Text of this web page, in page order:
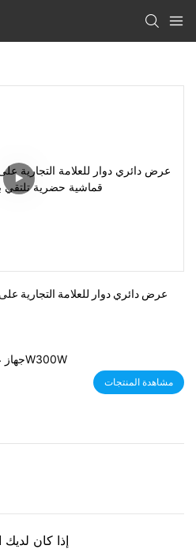
عرض دائري دوار للعلامة التجارية
جهاز عرض ليزر مخصص بشعار 200W300W
مشاهدة المنتجات
إذا كان لديك